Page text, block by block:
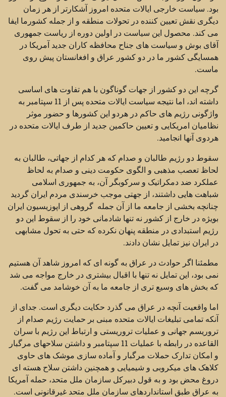
بود. سیاست خارجی ایالات متحده امروز آشکارتر از هر زمان
دیگری نقش تعیین کننده در تحولات منطقه و از جمله کشورما ایفا
می کند. محصول این سیاست در اولین دوره از ریاست جمهوری
آقای بوش و سیاست های جناح محافظه کاران جدید آمریکا در
همسایگی کشور ما در دو کشور عراق و افغانستان پیش روی
ماست.
گرچه این دو کشور از جهات گوناگون با هم تفاوت های اساسی
داشته اند، اما نتیجه سیاست ایالات متحده پس از 11 سپتامبر به
واژگونی رژیم های حاکم در هردو این کشورها و حضور موثر
نظامیان امریکایی و تعیین حاکمین جدید از طرف ایالات متحده در
هردوی آنها انجامید.
سقوط دو رژیم طالبان و صدام که هر کدام از جهاتی، طالبان به
لحاظ تعصب مذهبی و الگوی حکومت دینی و صدام به لحاظ
عملکرد ضد دمکراتیک و سرکوبگر آن، به جمهوری اسلامی
شباهت هایی داشتند، از جهتی موجب خرسندی مردم ایران گردید
چنانچه بخشی از جامعه ما از آن جمله گروهی از اپوزیسیون ایران
بویژه در خارج از کشور نه تنها شادمانی خود را از سقوط این دو
رژیم استبدادی در منطقه پنهان نکرده که حتی به تحول مشابهی
در ایران نیز تمایل نشان دادند.
مطمئنا اگر حوادث در عراق به گونه ای که امروز شاهد آن هستیم
نمی بود، این تمایل نه تنها با اقبال بیشتری در خارج مواجه می شد
که بخش های وسیع تری از جامعه ما به آن خوشامد می گفت.
اما واقعیت آنچه در عراق می گذرد حکایت دیگری است. جدای از
آنکه تمامی تبلیغات ایالات متحده مبنی بر حمایت رژیم صدام از
تروریسم جهانی و عملیات تروریستی و ارتباط این رژیم با سران
القاعده در رابطه با عملیات 11 سپتامبر و داشتن سلاحهای مرگبار
و امکان تدارک حملات مرگبار و آماده سازی موشک های حاوی
کلاهک های میکروبی و شیمیایی و همچنین داشتن سلاح هسته ای
دروغ محض بود و به قول دبیرکل سازمان ملل متحد، حمله آمریکا
به عراق طبق استانداردهای سازمان ملل متحد غیرقانونی است.